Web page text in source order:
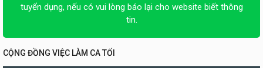
tuyển dụng, nếu có vui lòng báo lại cho website biết thông
tin.
CỘNG ĐỒNG VIỆC LÀM CA TỐI